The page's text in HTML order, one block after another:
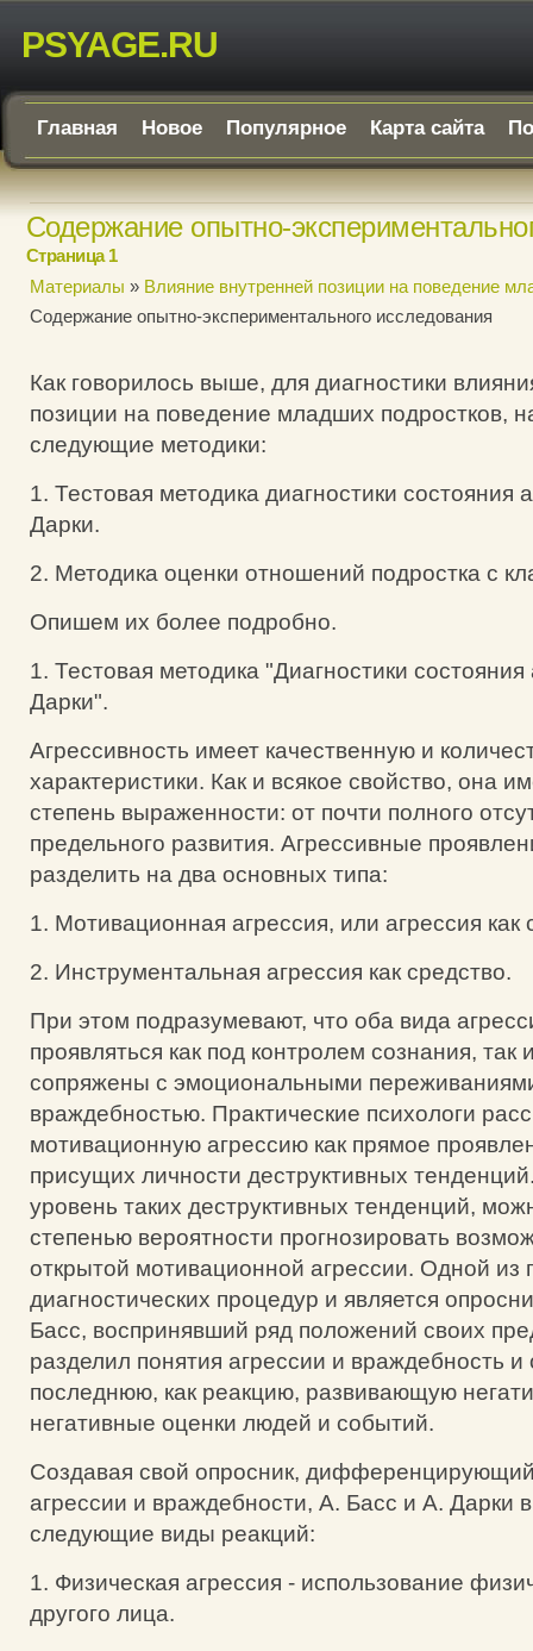
PSYAGE.RU
Главная Новое Популярное Карта сайта
Содержание опытно-
Страница 1
Материалы » Влияние внутренней позиции на поведение
Содержание опытно-экспериментального исследования
Как говорилось выше, для диагностики
позиции на поведение младших подростков,
следующие методики:
1. Тестовая методика диагностики состояния
Дарки.
2. Методика оценки отношений подростка с
Опишем их более подробно.
1. Тестовая методика "Диагностики
Дарки".
Агрессивность имеет качественную и
характеристики. Как и всякое свойство, она
степень выраженности: от почти полного
предельного развития. Агрессивные
разделить на два основных типа:
1. Мотивационная агрессия, или агрессия как
2. Инструментальная агрессия как средство.
При этом подразумевают, что оба вида
проявляться как под контролем сознания, так
сопряжены с эмоциональными
враждебностью. Практические психологи
мотивационную агрессию как прямое
присущих личности деструктивных
уровень таких деструктивных тенденций,
степенью вероятности прогнозировать
открытой мотивационной агрессии. Одной из
диагностических процедур и является
Басс, воспринявший ряд положений своих
разделил понятия агрессии и враждебность и
последнюю, как реакцию, развивающую
негативные оценки людей и событий.
Создавая свой опросник,
агрессии и враждебности, А. Басс и А. Дарки
следующие виды реакций:
1. Физическая агрессия - использование
другого лица.